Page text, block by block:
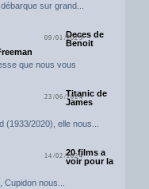
sur grand...
09/01/2025Deces de
Benoit
que nous vous
23/06/2024Titanic de
James
2020), elle nous...
14/02/202420 films a
voir pour la
nous...